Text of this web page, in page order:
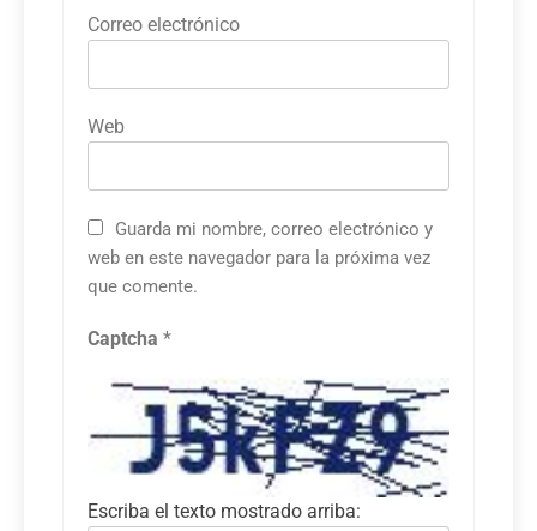
Correo electrónico
Web
Guarda mi nombre, correo electrónico y
web en este navegador para la próxima vez
que comente.
Captcha *
Escriba el texto mostrado arriba: